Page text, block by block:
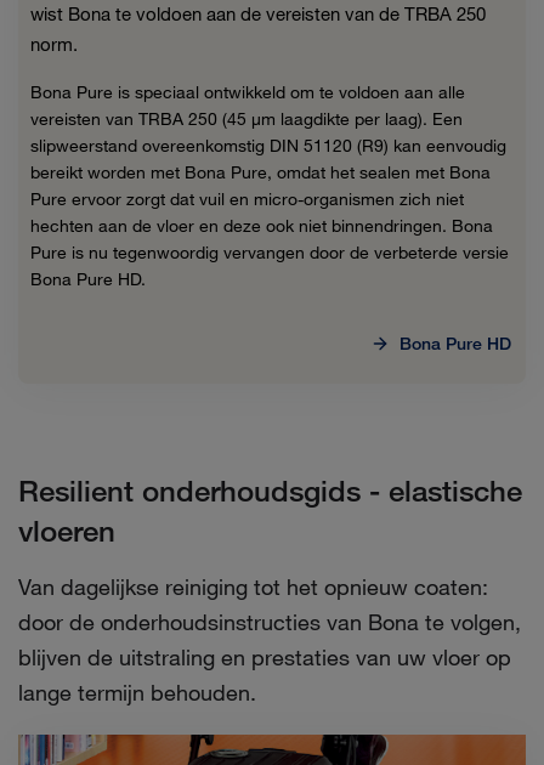
wist Bona te voldoen aan de vereisten van de TRBA 250
norm.
Bona Pure is speciaal ontwikkeld om te voldoen aan alle
vereisten van TRBA 250 (45 μm laagdikte per laag). Een
slipweerstand overeenkomstig DIN 51120 (R9) kan eenvoudig
bereikt worden met Bona Pure, omdat het sealen met Bona
Pure ervoor zorgt dat vuil en micro-organismen zich niet
hechten aan de vloer en deze ook niet binnendringen. Bona
Pure is nu tegenwoordig vervangen door de verbeterde versie
Bona Pure HD.
Bona Pure HD
Resilient onderhoudsgids - elastische
vloeren
Van dagelijkse reiniging tot het opnieuw coaten:
door de onderhoudsinstructies van Bona te volgen,
blijven de uitstraling en prestaties van uw vloer op
lange termijn behouden.